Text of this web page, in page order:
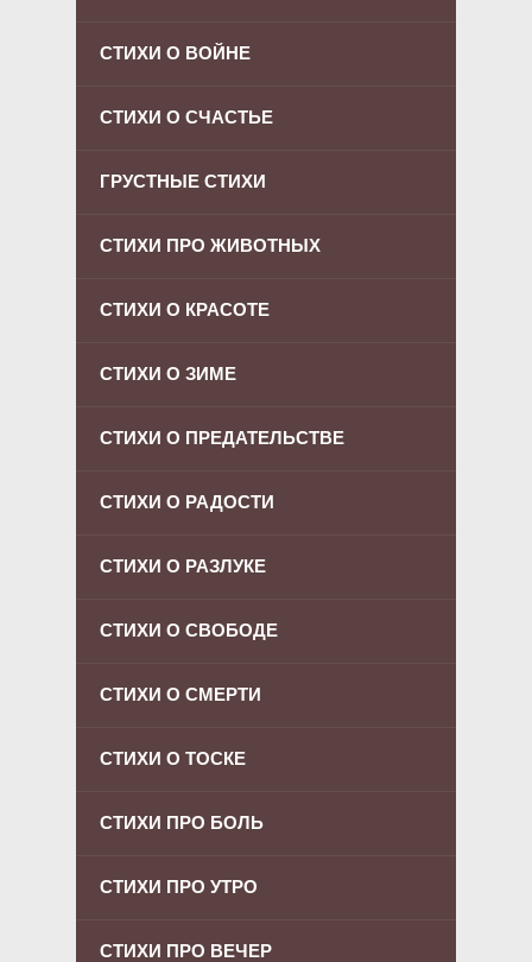
СТИХИ О ВОЙНЕ
СТИХИ О СЧАСТЬЕ
ГРУСТНЫЕ СТИХИ
СТИХИ ПРО ЖИВОТНЫХ
СТИХИ О КРАСОТЕ
СТИХИ О ЗИМЕ
СТИХИ О ПРЕДАТЕЛЬСТВЕ
СТИХИ О РАДОСТИ
СТИХИ О РАЗЛУКЕ
СТИХИ О СВОБОДЕ
СТИХИ О СМЕРТИ
СТИХИ О ТОСКЕ
СТИХИ ПРО БОЛЬ
СТИХИ ПРО УТРО
СТИХИ ПРО ВЕЧЕР